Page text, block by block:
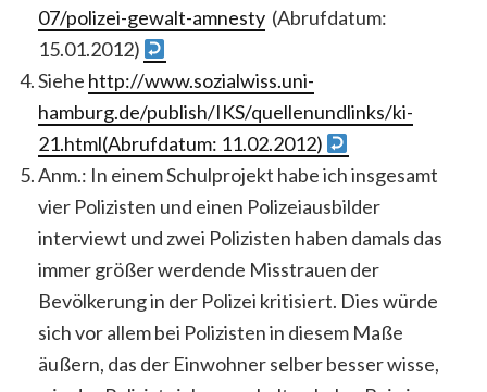
07/polizei-gewalt-amnesty (Abrufdatum:
15.01.2012)
Siehe http://www.sozialwiss.uni-
hamburg.de/publish/IKS/quellenundlinks/ki-
21.html(Abrufdatum: 11.02.2012)
Anm.: In einem Schulprojekt habe ich insgesamt
vier Polizisten und einen Polizeiausbilder
interviewt und zwei Polizisten haben damals das
immer größer werdende Misstrauen der
Bevölkerung in der Polizei kritisiert. Dies würde
sich vor allem bei Polizisten in diesem Maße
äußern, das der Einwohner selber besser wisse,